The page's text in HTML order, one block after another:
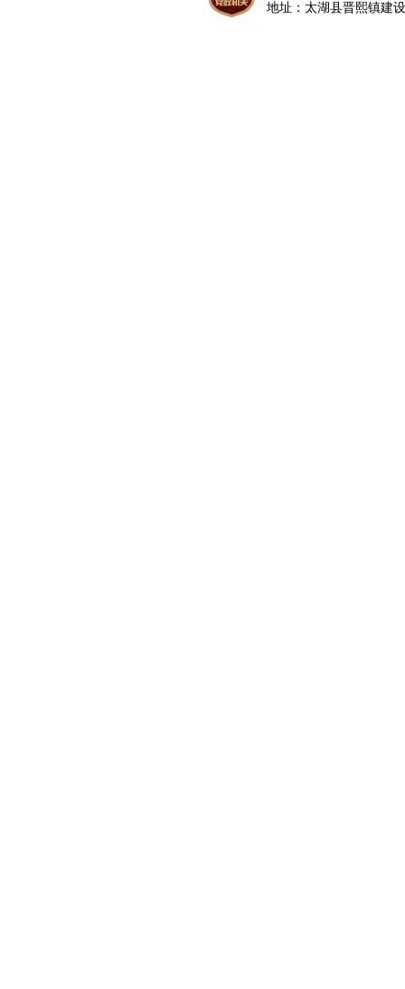
地址：太湖县晋熙镇建